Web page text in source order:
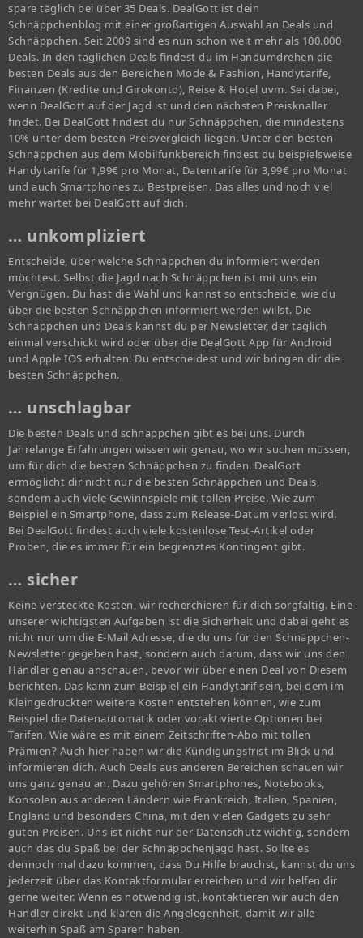
spare täglich bei über 35 Deals. DealGott ist dein
Schnäppchenblog mit einer großartigen Auswahl an Deals und
Schnäppchen. Seit 2009 sind es nun schon weit mehr als 100.000
Deals. In den täglichen Deals findest du im Handumdrehen die
besten Deals aus den Bereichen Mode & Fashion, Handytarife,
Finanzen (Kredite und Girokonto), Reise & Hotel uvm. Sei dabei,
wenn DealGott auf der Jagd ist und den nächsten Preisknaller
findet. Bei DealGott findest du nur Schnäppchen, die mindestens
10% unter dem besten Preisvergleich liegen. Unter den besten
Schnäppchen aus dem Mobilfunkbereich findest du beispielsweise
Handytarife für 1,99€ pro Monat, Datentarife für 3,99€ pro Monat
und auch Smartphones zu Bestpreisen. Das alles und noch viel
mehr wartet bei DealGott auf dich.
… unkompliziert
Entscheide, über welche Schnäppchen du informiert werden
möchtest. Selbst die Jagd nach Schnäppchen ist mit uns ein
Vergnügen. Du hast die Wahl und kannst so entscheide, wie du
über die besten Schnäppchen informiert werden willst. Die
Schnäppchen und Deals kannst du per Newsletter, der täglich
einmal verschickt wird oder über die DealGott App für Android
und Apple IOS erhalten. Du entscheidest und wir bringen dir die
besten Schnäppchen.
… unschlagbar
Die besten Deals und schnäppchen gibt es bei uns. Durch
Jahrelange Erfahrungen wissen wir genau, wo wir suchen müssen,
um für dich die besten Schnäppchen zu finden. DealGott
ermöglicht dir nicht nur die besten Schnäppchen und Deals,
sondern auch viele Gewinnspiele mit tollen Preise. Wie zum
Beispiel ein Smartphone, dass zum Release-Datum verlost wird.
Bei DealGott findest auch viele kostenlose Test-Artikel oder
Proben, die es immer für ein begrenztes Kontingent gibt.
… sicher
Keine versteckte Kosten, wir recherchieren für dich sorgfältig. Eine
unserer wichtigsten Aufgaben ist die Sicherheit und dabei geht es
nicht nur um die E-Mail Adresse, die du uns für den Schnäppchen-
Newsletter gegeben hast, sondern auch darum, dass wir uns den
Händler genau anschauen, bevor wir über einen Deal von Diesem
berichten. Das kann zum Beispiel ein Handytarif sein, bei dem im
Kleingedruckten weitere Kosten entstehen können, wie zum
Beispiel die Datenautomatik oder voraktivierte Optionen bei
Tarifen. Wie wäre es mit einem Zeitschriften-Abo mit tollen
Prämien? Auch hier haben wir die Kündigungsfrist im Blick und
informieren dich. Auch Deals aus anderen Bereichen schauen wir
uns ganz genau an. Dazu gehören Smartphones, Notebooks,
Konsolen aus anderen Ländern wie Frankreich, Italien, Spanien,
England und besonders China, mit den vielen Gadgets zu sehr
guten Preisen. Uns ist nicht nur der Datenschutz wichtig, sondern
auch das du Spaß bei der Schnäppchenjagd hast. Sollte es
dennoch mal dazu kommen, dass Du Hilfe brauchst, kannst du uns
jederzeit über das Kontaktformular erreichen und wir helfen dir
gerne weiter. Wenn es notwendig ist, kontaktieren wir auch den
Händler direkt und klären die Angelegenheit, damit wir alle
weiterhin Spaß am Sparen haben.